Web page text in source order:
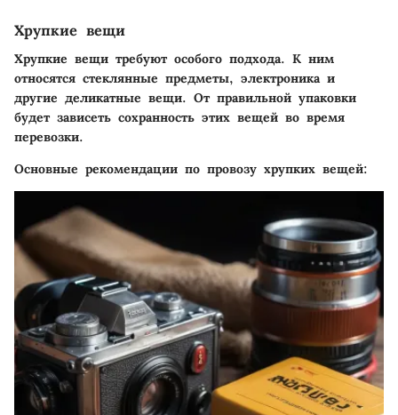
Хрупкие вещи
Хрупкие вещи требуют особого подхода. К ним
относятся стеклянные предметы, электроника и
другие деликатные вещи. От правильной упаковки
будет зависеть сохранность этих вещей во время
перевозки.
Основные рекомендации по провозу хрупких вещей: